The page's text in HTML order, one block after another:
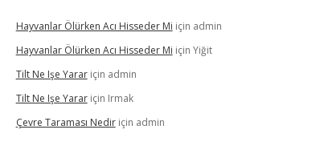
Hayvanlar Ölürken Acı Hisseder Mi için admin
Hayvanlar Ölürken Acı Hisseder Mi için Yiğit
Tilt Ne Işe Yarariçin admin
Tilt Ne Işe Yarariçin Irmak
Çevre Taraması Nediriçin admin